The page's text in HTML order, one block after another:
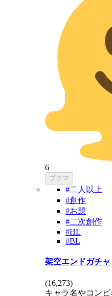
6
ブクマ
#二人以上
#創作
#お題
#二次創作
#HL
#BL
架空エンドガチャ
(16,273)
キャラ名やコン